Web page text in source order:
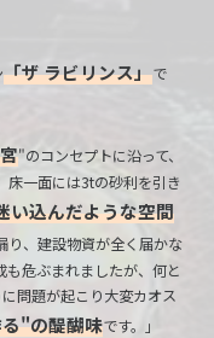
「ザ ラビリンス」で
"のコンセプトに沿って、
床一面には3tの砂利を引き
い込んだような空間
り、建設物資が全く届かな
危ぶまれましたが、何と
問題が起こり大変カオス
"の醍醐味です。」